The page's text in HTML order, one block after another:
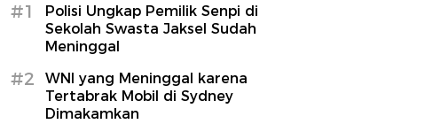
#1
Polisi Ungkap Pemilik Senpi di
Sekolah Swasta Jaksel Sudah
Meninggal
#2
WNI yang Meninggal karena
Tertabrak Mobil di Sydney
Dimakamkan